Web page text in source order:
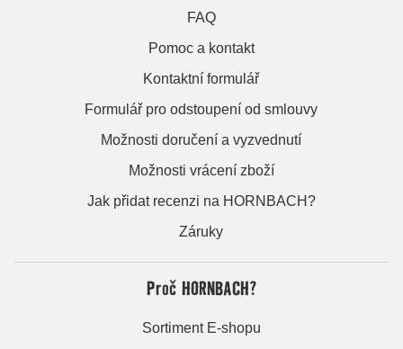
FAQ
Pomoc a kontakt
Kontaktní formulář
Formulář pro odstoupení od smlouvy
Možnosti doručení a vyzvednutí
Možnosti vrácení zboží
Jak přidat recenzi na HORNBACH?
Záruky
Proč HORNBACH?
Sortiment E-shopu